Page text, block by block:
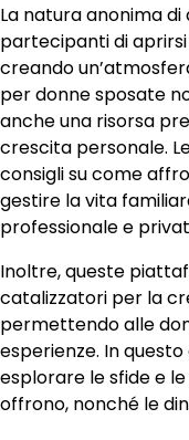
La natura anonima
partecipanti di
creando
per donne sposate
anche una risorsa
crescita personale.
consigli su come
gestire la vita
professionale e
Inoltre, queste
catalizzatori per la
permettendo alle
esperienze. In
esplorare le sfide e
offrono, nonché le